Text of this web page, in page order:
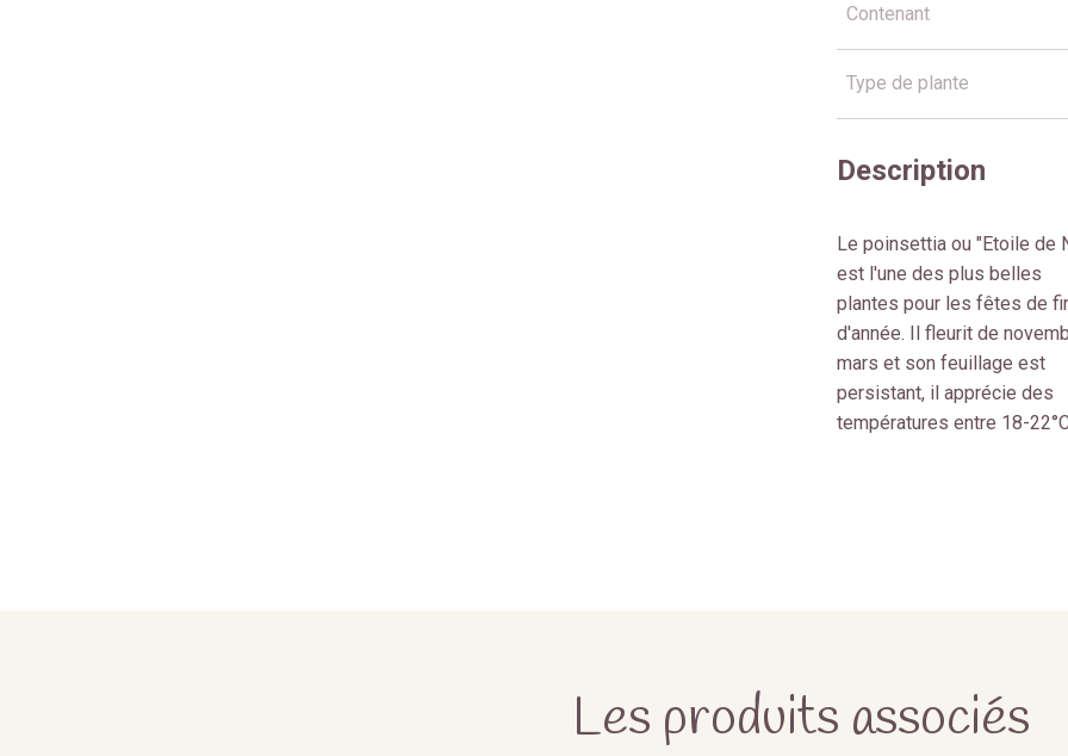
Contenant
Type de plante
Description
Le poinsettia ou "Etoile de
est l'une des plus belles
plantes pour les fêtes de
d'année. Il fleurit de
mars et son feuillage est
persistant, il apprécie des
températures entre 18-
Les produits associés